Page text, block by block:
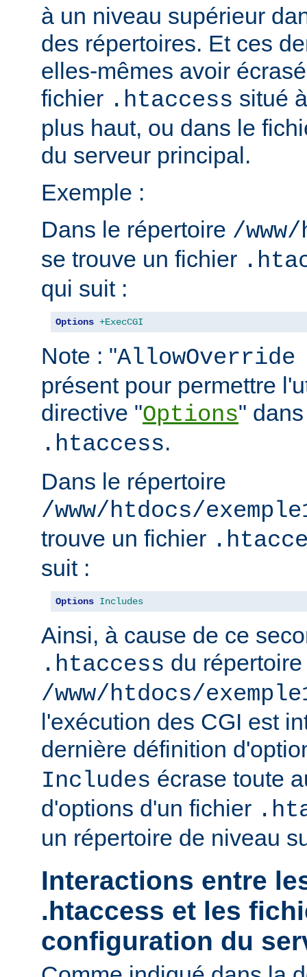
à un niveau supérieur
des répertoires. Et ces
elles-mêmes avoir
fichier .htaccess situé
plus haut, ou dans le
du serveur principal.
Exemple :
Dans le répertoire /
se trouve un fichier
qui suit :
Options +ExecCGI
Note : "AllowOverride
présent pour permettre
directive "Options"
.htaccess.
Dans le répertoire
/www/htdocs/
trouve un fichier
suit :
Options Includes
Ainsi, à cause de ce
.htaccess du répertoire
/www/htdocs/
l'exécution des CGI est
dernière définition
Includes écrase toute
d'options d'un fichier
un répertoire de niveau
Interactions entre
.htaccess et les
configuration du